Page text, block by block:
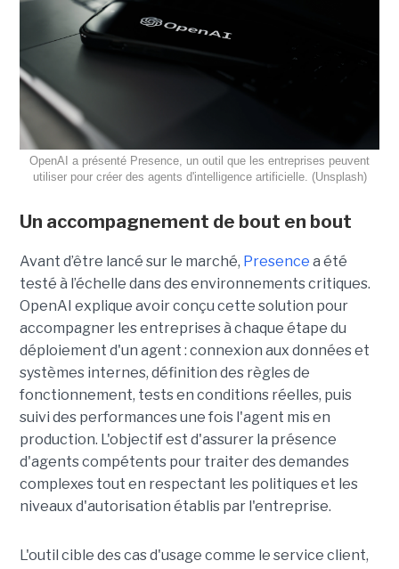
OpenAI a présenté Presence, un outil que les entreprises peuvent
utiliser pour créer des agents d'intelligence artificielle. (Unsplash)
Un accompagnement de bout en bout
Avant d’être lancé sur le marché, Presence a été
testé à l’échelle dans des environnements critiques.
OpenAI explique avoir conçu cette solution pour
accompagner les entreprises à chaque étape du
déploiement d'un agent : connexion aux données et
systèmes internes, définition des règles de
fonctionnement, tests en conditions réelles, puis
suivi des performances une fois l'agent mis en
production. L'objectif est d'assurer la présence
d'agents compétents pour traiter des demandes
complexes tout en respectant les politiques et les
niveaux d'autorisation établis par l'entreprise.
L'outil cible des cas d'usage comme le service client,